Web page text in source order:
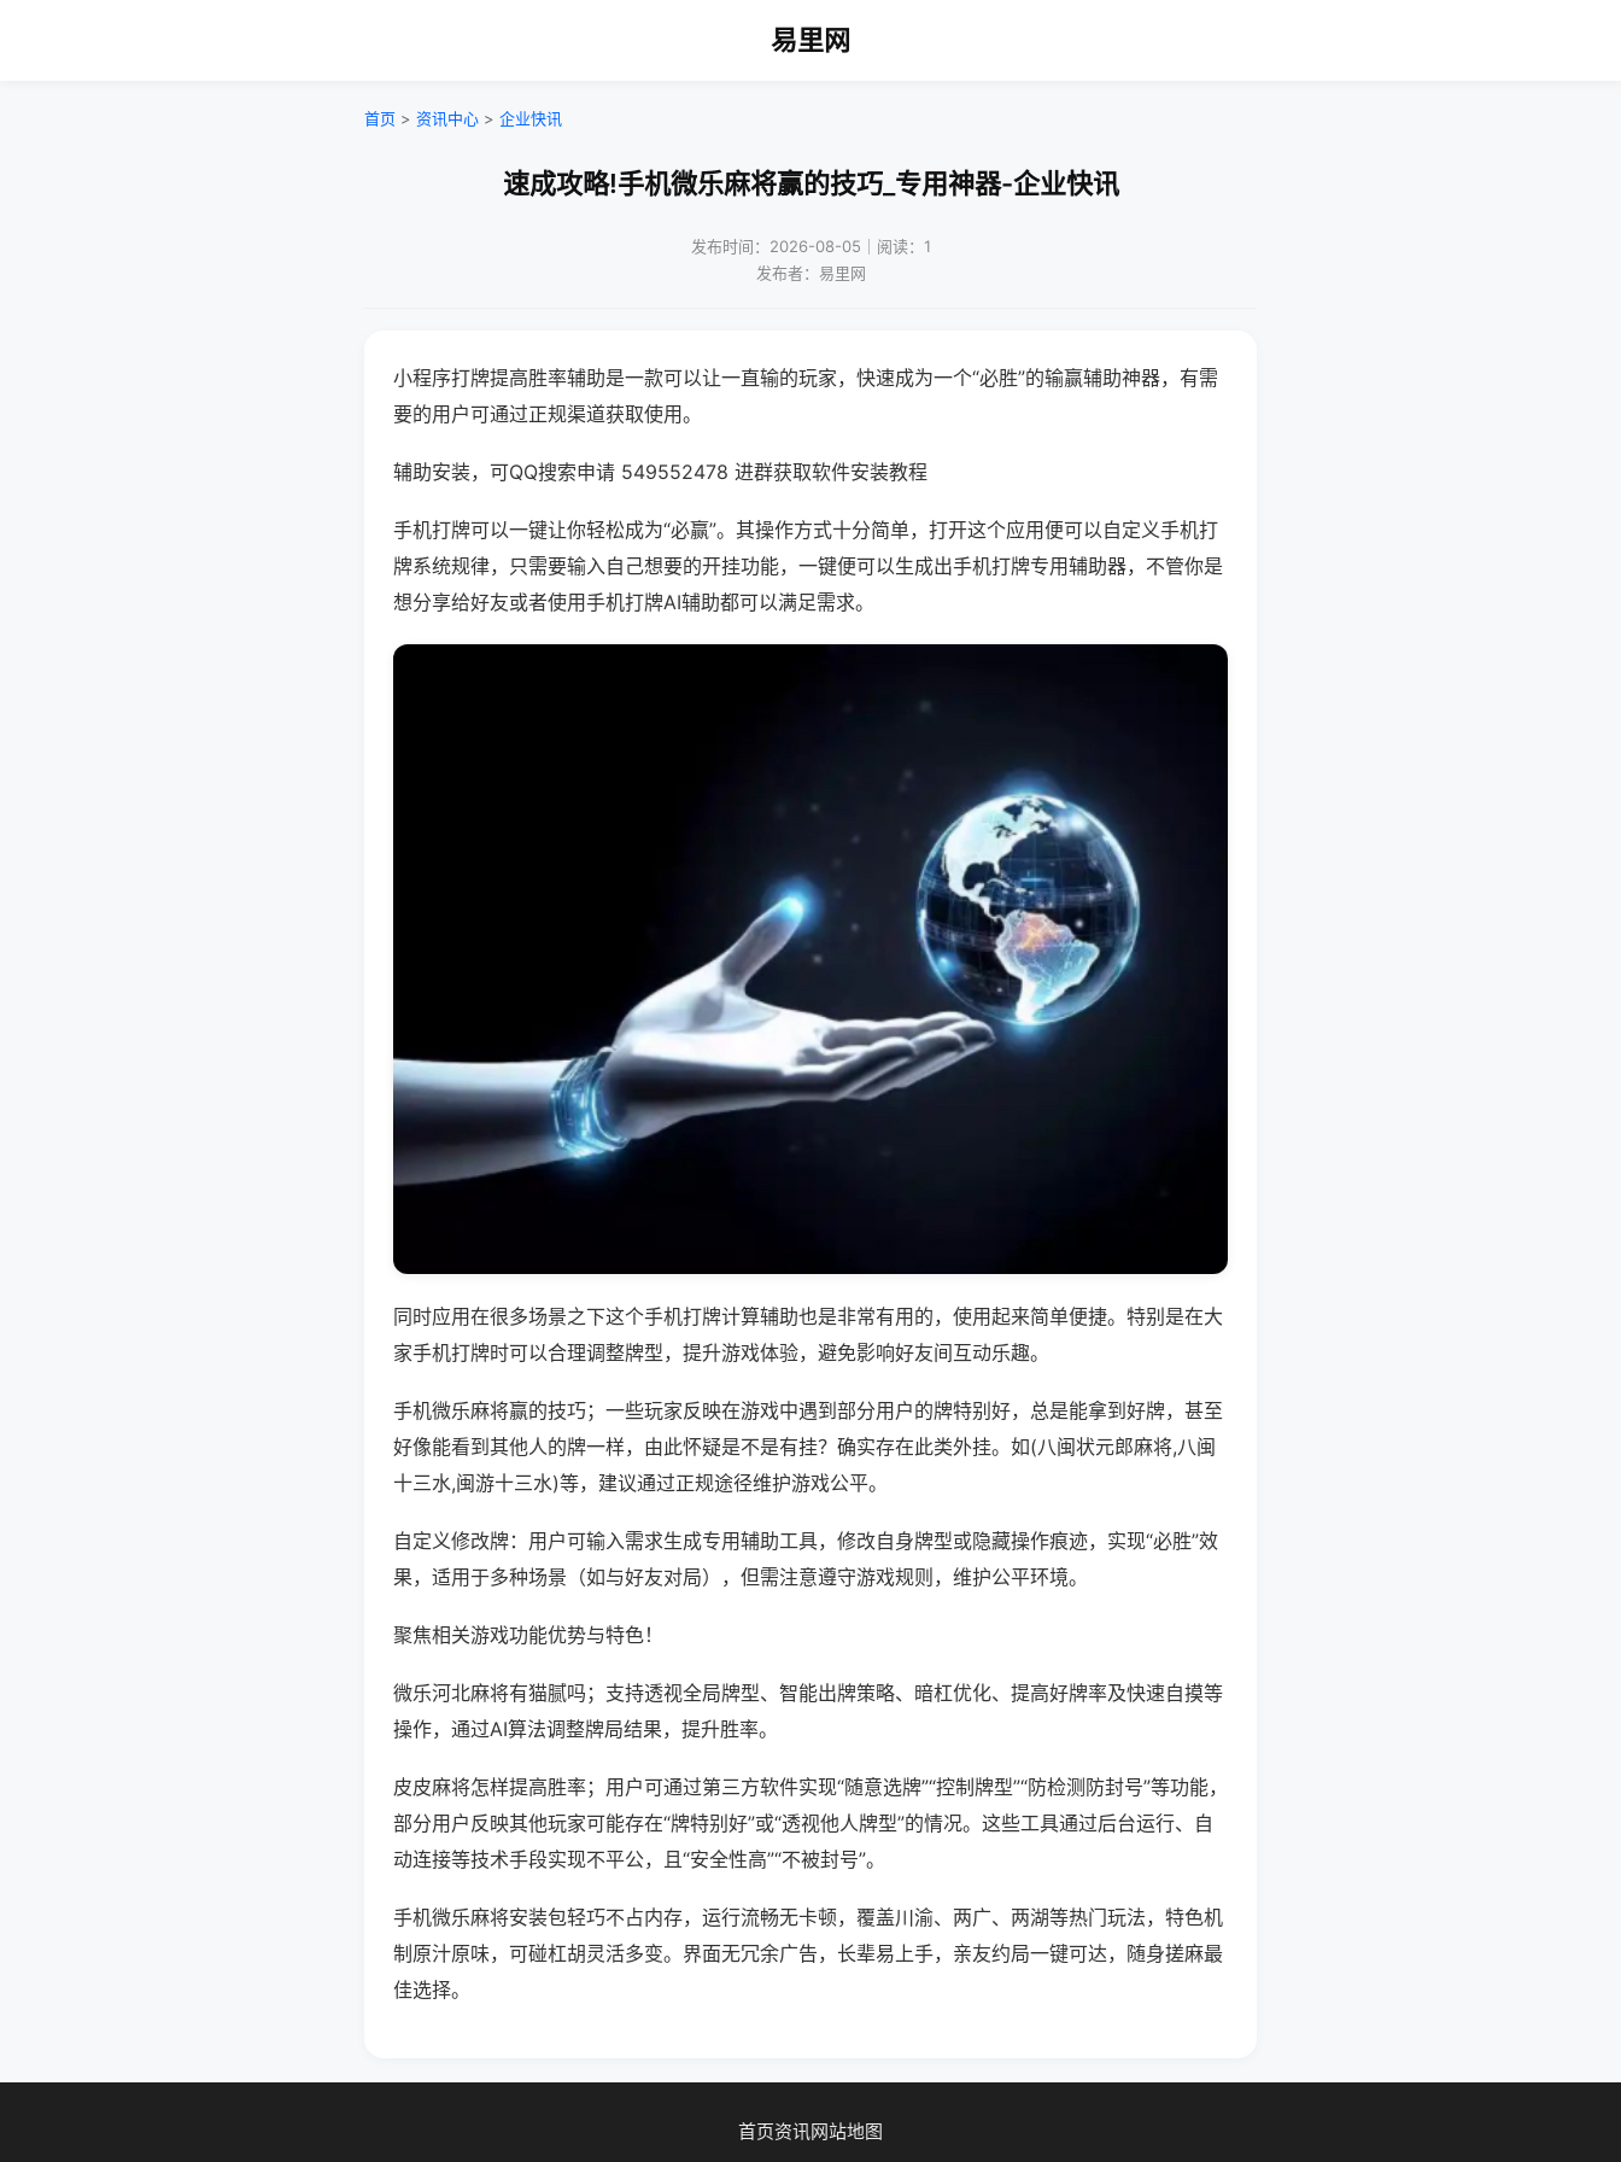
易里网
首页 > 资讯中心 > 企业快讯
速成攻略!手机微乐麻将赢的技巧_专用神器-企业快讯
发布时间：2026-08-05｜阅读：1
发布者：易里网
小程序打牌提高胜率辅助是一款可以让一直输的玩家，快速成为一个“必胜”的输赢辅助神器，有需
要的用户可通过正规渠道获取使用。
辅助安装，可QQ搜索申请 549552478 进群获取软件安装教程
手机打牌可以一键让你轻松成为“必赢”。其操作方式十分简单，打开这个应用便可以自定义手机打
牌系统规律，只需要输入自己想要的开挂功能，一键便可以生成出手机打牌专用辅助器，不管你是
想分享给好友或者使用手机打牌AI辅助都可以满足需求。
同时应用在很多场景之下这个手机打牌计算辅助也是非常有用的，使用起来简单便捷。特别是在大
家手机打牌时可以合理调整牌型，提升游戏体验，避免影响好友间互动乐趣。
手机微乐麻将赢的技巧；一些玩家反映在游戏中遇到部分用户的牌特别好，总是能拿到好牌，甚至
好像能看到其他人的牌一样，由此怀疑是不是有挂？确实存在此类外挂。如(八闽状元郎麻将,八闽
十三水,闽游十三水)等，建议通过正规途径维护游戏公平。
自定义修改牌：用户可输入需求生成专用辅助工具，修改自身牌型或隐藏操作痕迹，实现“必胜”效
果，适用于多种场景（如与好友对局），但需注意遵守游戏规则，维护公平环境。
聚焦相关游戏功能优势与特色！
微乐河北麻将有猫腻吗；支持透视全局牌型、智能出牌策略、暗杠优化、提高好牌率及快速自摸等
操作，通过AI算法调整牌局结果，提升胜率。
皮皮麻将怎样提高胜率；用户可通过第三方软件实现“随意选牌”“控制牌型”“防检测防封号”等功能，
部分用户反映其他玩家可能存在“牌特别好”或“透视他人牌型”的情况。这些工具通过后台运行、自
动连接等技术手段实现不平公，且“安全性高”“不被封号”。
手机微乐麻将安装包轻巧不占内存，运行流畅无卡顿，覆盖川渝、两广、两湖等热门玩法，特色机
制原汁原味，可碰杠胡灵活多变。界面无冗余广告，长辈易上手，亲友约局一键可达，随身搓麻最
佳选择。
首页资讯网站地图